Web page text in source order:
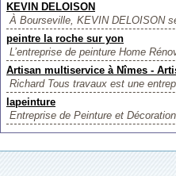
KEVIN DELOISON
À Bourseville, KEVIN DELOISON
peintre la roche sur yon
L’entreprise de peinture Home
Artisan multiservice à Nîmes -
Richard Tous travaux est une
lapeinture
Entreprise de Peinture et